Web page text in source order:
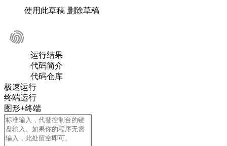
使用此草稿 删除草稿
运行结果
代码简介
代码仓库
极速运行
终端运行
图形+终端